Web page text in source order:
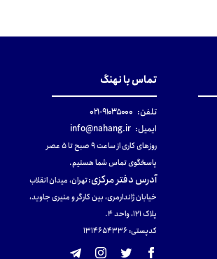
تماس با نهنگ
تلفن: ۹۱۰۳۵۰۰۰-۰۲۱
ایمیل: info@nahang.ir
روزهای کاری از ساعت ۹ صبح تا ۵ عصر
پاسخگوی تماس شما هستیم.
آدرس دفتر مرکزی:تهران، میدان انقلاب
خیابان ژاندارمری، بین کارگر و منیری جاوید،
پلاک 121، واحد ۴.
کدپستی: 131465433۶